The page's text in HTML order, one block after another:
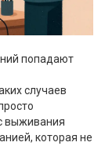
попадают
случаев
выживания
которая не